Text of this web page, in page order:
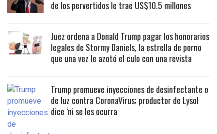
de los pervertidos le trae US$10.5 millones
Juez ordena a Donald Trump pagar los honorarios
legales de Stormy Daniels, la estrella de porno
que una vez le azotó el culo con una revista
Trump promueve inyecciones de desinfectante o
de luz contra CoronaVirus; productor de Lysol
dice ‘ni se les ocurra